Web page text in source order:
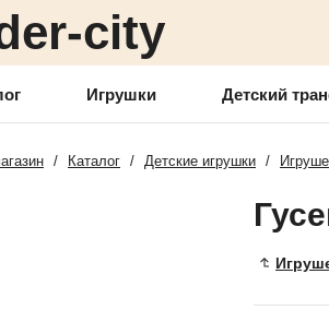
city
Игрушки Детский
детского
товары
активного отдыха
/ Каталог / Детские игрушки /